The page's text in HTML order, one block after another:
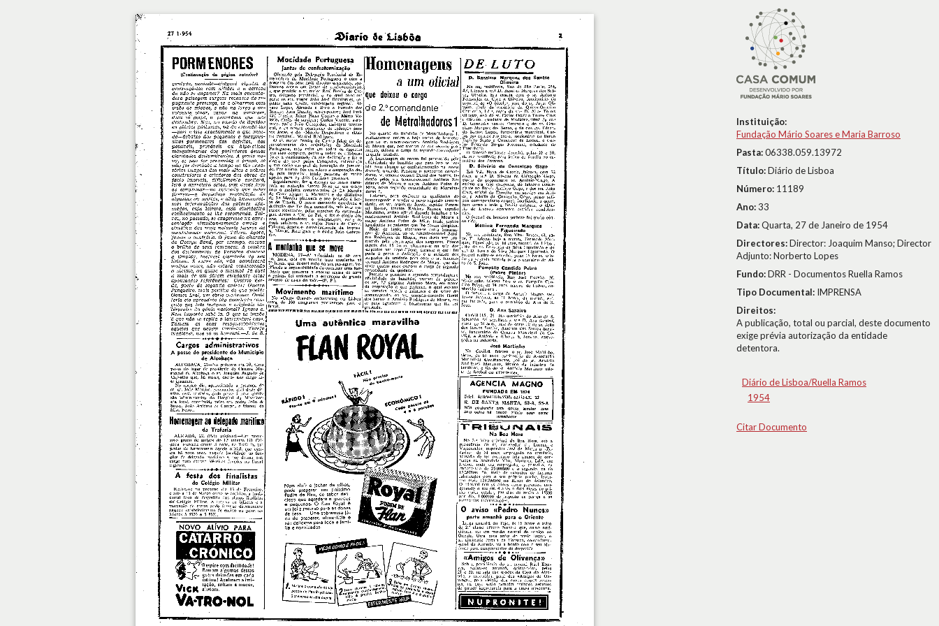
Instituição:
Fundação Mário Soares e Maria Barroso
Pasta:06338.059.13972
Título:Diário de Lisboa
Número: 11189
Ano:33
Data:Quarta, 27 de Janeiro de 1954
Directores:Director: Joaquim Manso; Director
Adjunto: Norberto Lopes
Fundo:DRR - Documentos Ruella Ramos
Tipo Documental: IMPRENSA
Direitos:
A publicação, total ou parcial, deste documento
exige prévia autorização da entidade
detentora.
Diário de Lisboa/Ruella Ramos
1954
Citar Documento